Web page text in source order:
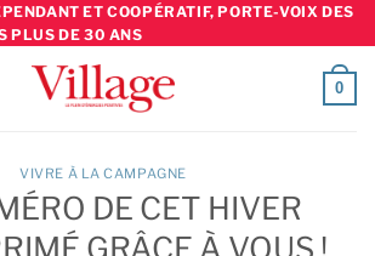
ET COOPÉRATIF, PORTE-VOIX DES
PLUS DE 30 ANS
0
VIVRE À LA CAMPAGNE
DE CET HIVER
GRÂCE À VOUS !